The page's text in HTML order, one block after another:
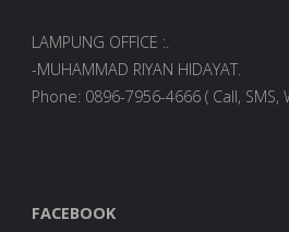
LAMPUNG OFFICE :.
-MUHAMMAD RIYAN HIDAYAT.
Phone: 0896-7956-4666 ( Call, SMS,
FACEBOOK